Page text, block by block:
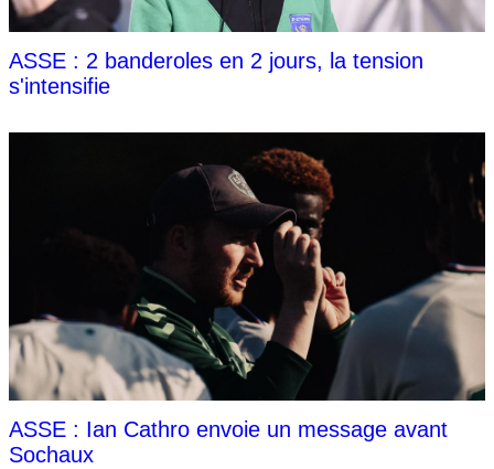
ASSE : 2 banderoles en 2 jours, la tension
s'intensifie
ASSE : Ian Cathro envoie un message avant
Sochaux